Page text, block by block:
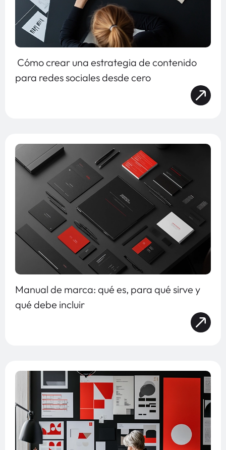
Cómo crear una estrategia de contenido
para redes sociales desde cero
Manual de marca: qué es, para qué sirve y
qué debe incluir